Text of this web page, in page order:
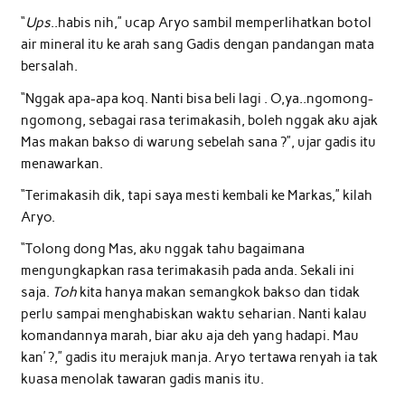
“Ups..habis nih,” ucap Aryo sambil memperlihatkan botol
air mineral itu ke arah sang Gadis dengan pandangan mata
bersalah.
“Nggak apa-apa koq. Nanti bisa beli lagi . O,ya..ngomong-
ngomong, sebagai rasa terimakasih, boleh nggak aku ajak
Mas makan bakso di warung sebelah sana ?”, ujar gadis itu
menawarkan.
“Terimakasih dik, tapi saya mesti kembali ke Markas,” kilah
Aryo.
“Tolong dong Mas, aku nggak tahu bagaimana
mengungkapkan rasa terimakasih pada anda. Sekali ini
saja. Tohkita hanya makan semangkok bakso dan tidak
perlu sampai menghabiskan waktu seharian. Nanti kalau
komandannya marah, biar aku aja deh yang hadapi. Mau
kan’ ?,” gadis itu merajuk manja. Aryo tertawa renyah ia tak
kuasa menolak tawaran gadis manis itu.